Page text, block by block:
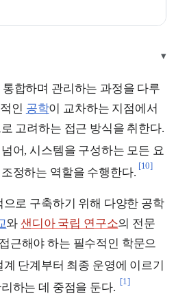
▾
합하며 관리하는 과정을 다루
인 공학이 교차하는 지점에서
고려하는 접근 방식을 취한다.
어, 시스템을 구성하는 모든 요
정하는 역할을 수행한다.
[10]
로 구축하기 위해 다양한 공학
와샌디아 국립 연구소의 전문
근해야 하는 필수적인 학문으
단계부터 최종 운영에 이르기
하는 데 중점을 둔다.
[1]